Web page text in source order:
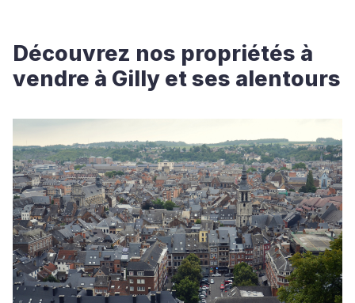
Découvrez nos propriétés à
vendre à Gilly et ses alentours